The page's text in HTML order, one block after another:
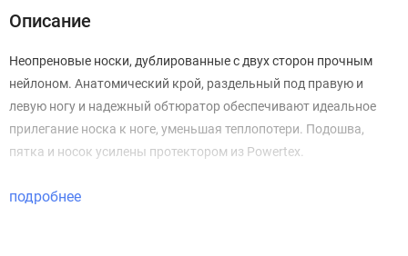
Описание
Неопреновые носки, дублированные с двух сторон прочным
нейлоном. Анатомический крой, раздельный под правую и
левую ногу и надежный обтюратор обеспечивают идеальное
прилегание носка к ноге, уменьшая теплопотери. Подошва,
пятка и носок усилены протектором из Powertex.
подробнее